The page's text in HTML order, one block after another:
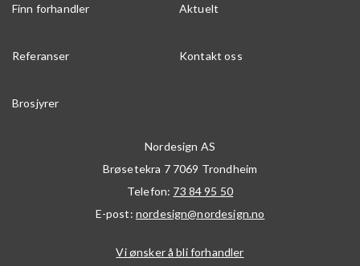
Finn forhandler Aktuelt
Referanser Kontakt oss
Brosjyrer
Nordesign AS
Brøsetekra 7 7069 Trondheim
Telefon: 73 84 95 50
E-post: nordesign@nordesign.no
Vi ønsker å bli forhandler